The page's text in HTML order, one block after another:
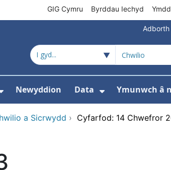
GIG Cymru Byrddau Iechyd
Adborth
cynnyrch
ar gyfer Amdanom ni
Newyddion Data Ymunwch â
a Sicrwydd › Cyfarfod: 14 Chwefror